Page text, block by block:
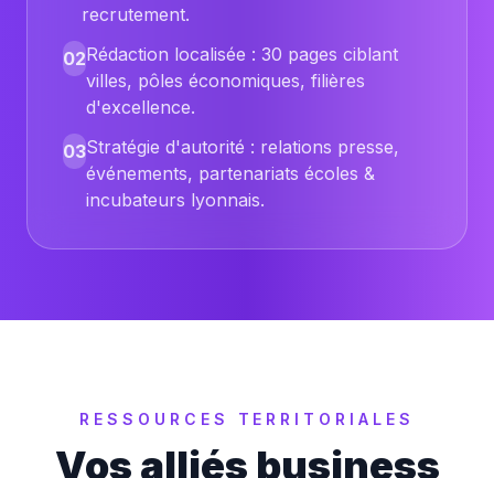
recrutement.
02Rédaction localisée : 30 pages ciblant
villes, pôles économiques, filières
d'excellence.
03Stratégie d'autorité : relations presse,
événements, partenariats écoles &
incubateurs lyonnais.
RESSOURCES TERRITORIALES
Vos alliés business